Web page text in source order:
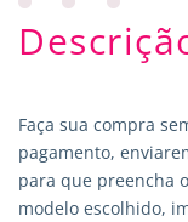
Faça sua compra
pagamento,
para que preencha
modelo escolhido,